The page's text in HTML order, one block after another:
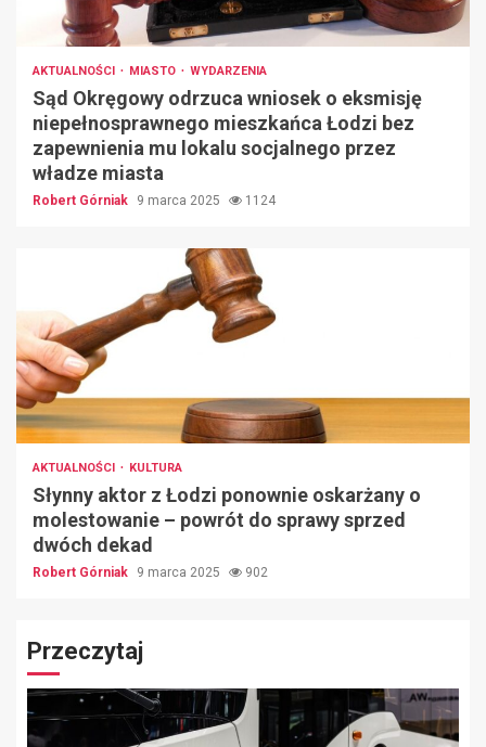
AKTUALNOŚCI MIASTO WYDARZENIA
Sąd Okręgowy odrzuca wniosek o eksmisję
niepełnosprawnego mieszkańca Łodzi bez
zapewnienia mu lokalu socjalnego przez
władze miasta
Robert Górniak 9 marca 2025 1124
AKTUALNOŚCI KULTURA
Słynny aktor z Łodzi ponownie oskarżany o
molestowanie – powrót do sprawy sprzed
dwóch dekad
Robert Górniak 9 marca 2025 902
Przeczytaj